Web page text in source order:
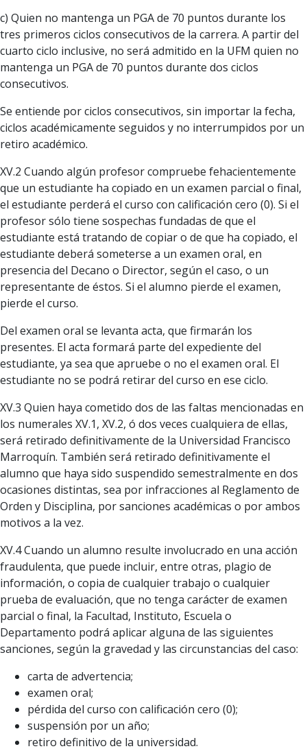
c) Quien no mantenga un PGA de 70 puntos durante los
tres primeros ciclos consecutivos de la carrera. A partir del
cuarto ciclo inclusive, no será admitido en la UFM quien no
mantenga un PGA de 70 puntos durante dos ciclos
consecutivos.
Se entiende por ciclos consecutivos, sin importar la fecha,
ciclos académicamente seguidos y no interrumpidos por un
retiro académico.
XV.2 Cuando algún profesor compruebe fehacientemente
que un estudiante ha copiado en un examen parcial o final,
el estudiante perderá el curso con calificación cero (0). Si el
profesor sólo tiene sospechas fundadas de que el
estudiante está tratando de copiar o de que ha copiado, el
estudiante deberá someterse a un examen oral, en
presencia del Decano o Director, según el caso, o un
representante de éstos. Si el alumno pierde el examen,
pierde el curso.
Del examen oral se levanta acta, que firmarán los
presentes. El acta formará parte del expediente del
estudiante, ya sea que apruebe o no el examen oral. El
estudiante no se podrá retirar del curso en ese ciclo.
XV.3 Quien haya cometido dos de las faltas mencionadas en
los numerales XV.1, XV.2, ó dos veces cualquiera de ellas,
será retirado definitivamente de la Universidad Francisco
Marroquín. También será retirado definitivamente el
alumno que haya sido suspendido semestralmente en dos
ocasiones distintas, sea por infracciones al Reglamento de
Orden y Disciplina, por sanciones académicas o por ambos
motivos a la vez.
XV.4 Cuando un alumno resulte involucrado en una acción
fraudulenta, que puede incluir, entre otras, plagio de
información, o copia de cualquier trabajo o cualquier
prueba de evaluación, que no tenga carácter de examen
parcial o final, la Facultad, Instituto, Escuela o
Departamento podrá aplicar alguna de las siguientes
sanciones, según la gravedad y las circunstancias del caso:
carta de advertencia;
examen oral;
pérdida del curso con calificación cero (0);
suspensión por un año;
retiro definitivo de la universidad.